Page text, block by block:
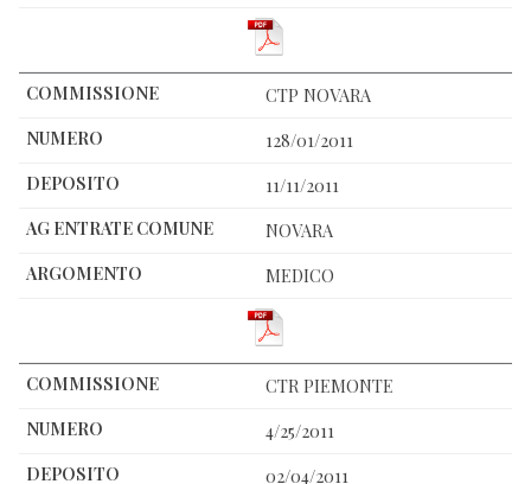
CTP NOVARA
128/01/2011
11/11/2011
NOVARA
MEDICO
CTR PIEMONTE
4/25/2011
02/04/2011